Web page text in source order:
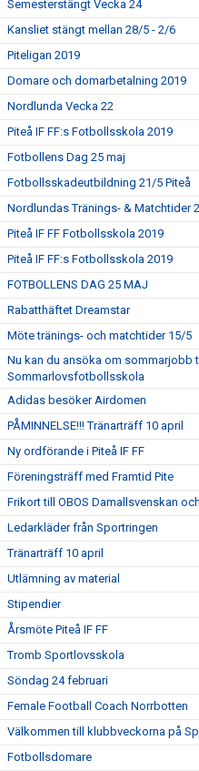
Semesterstängt Vecka 24
Kansliet stängt mellan 28/5 - 2/6
Piteligan 2019
Domare och domarbetalning 2019
Nordlunda Vecka 22
Piteå IF FF:s Fotbollsskola 2019
Fotbollens Dag 25 maj
Fotbollsskadeutbildning 21/5 Piteå
Nordlundas Tränings- & Matchtider
Piteå IF FF Fotbollsskola 2019
Piteå IF FF:s Fotbollsskola 2019
FOTBOLLENS DAG 25 MAJ
Rabatthäftet Dreamstar
Möte tränings- och matchtider 15/5
Nu kan du ansöka om sommarjobb
Sommarlovsfotbollsskola
Adidas besöker Airdomen
PÅMINNELSE!!! Tränarträff 10 april
Ny ordförande i Piteå IF FF
Föreningsträff med Framtid Pite
Frikort till OBOS Damallsvenskan
Ledarkläder från Sportringen
Tränarträff 10 april
Utlämning av material
Stipendier
Årsmöte Piteå IF FF
Tromb Sportlovsskola
Söndag 24 februari
Female Football Coach Norrbotten
Välkommen till klubbveckorna på
Fotbollsdomare